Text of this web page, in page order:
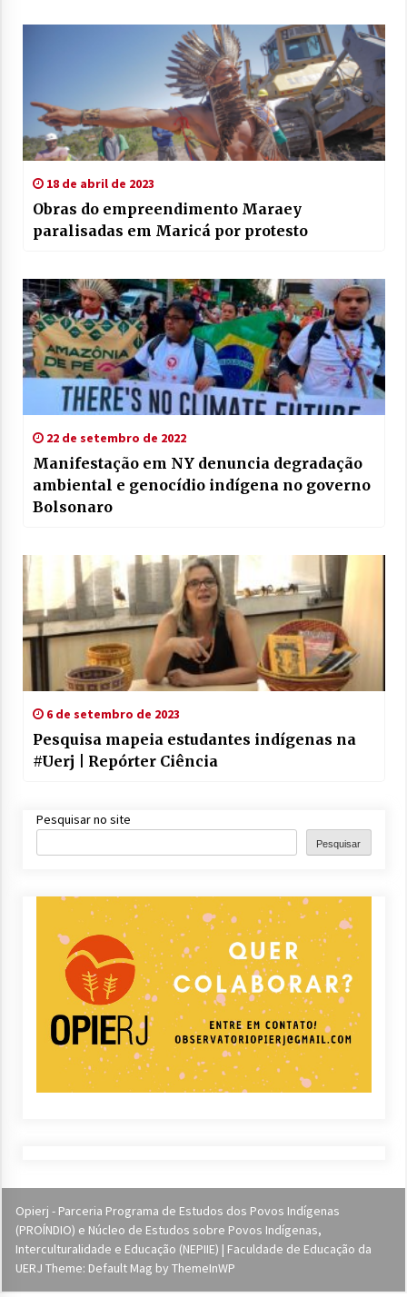
18 de abril de 2023
Obras do empreendimento Maraey
paralisadas em Maricá por protesto
22 de setembro de 2022
Manifestação em NY denuncia degradação
ambiental e genocídio indígena no governo
Bolsonaro
6 de setembro de 2023
Pesquisa mapeia estudantes indígenas na
#Uerj | Repórter Ciência
Pesquisar no site
Pesquisar
Opierj - Parceria Programa de Estudos dos Povos Indígenas
(PROÍNDIO) e Núcleo de Estudos sobre Povos Indígenas,
Interculturalidade e Educação (NEPIIE) | Faculdade de Educação da
UERJ Theme: Default Mag by ThemeInWP